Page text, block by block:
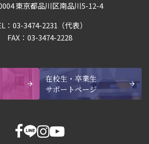
東京都品川区南品川5-12-4
： 03-3474-2231 （代表）
FAX：03-3474-2228
在校生・卒業生
サポートページ